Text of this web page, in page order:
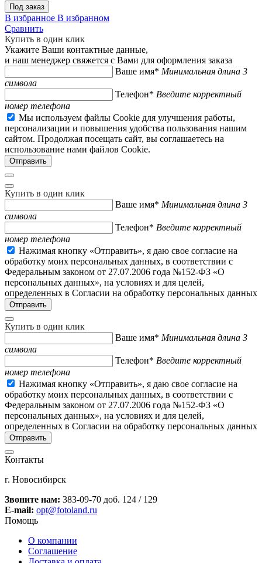
Под заказ
В избранное В избранном
Сравнить
Купить в один клик
Укажите Ваши контактные данные,
и наш менеджер свяжется с Вами для оформления заказа
Ваше имя* Минимальная длина 3
символа
Телефон* Введите корректный
номер телефона
Мы используем файлы Cookie для улучшения работы,
персонализации и повышения удобства пользования нашим
сайтом. Продолжая посещать сайт, вы соглашаетесь на
использование нами файлов Cookie.
Купить в один клик
Ваше имя* Минимальная длина 3
символа
Телефон* Введите корректный
номер телефона
Нажимая кнопку «Отправить», я даю свое согласие на
обработку моих персональных данных, в соответствии с
Федеральным законом от 27.07.2006 года №152-ФЗ «О
персональных данных», на условиях и для целей,
определенных в Согласии на обработку персональных данных
Купить в один клик
Ваше имя* Минимальная длина 3
символа
Телефон* Введите корректный
номер телефона
Нажимая кнопку «Отправить», я даю свое согласие на
обработку моих персональных данных, в соответствии с
Федеральным законом от 27.07.2006 года №152-ФЗ «О
персональных данных», на условиях и для целей,
определенных в Согласии на обработку персональных данных
Контакты
г. Новосибирск
Звоните нам: 383-09-70 доб. 124 / 129
E-mail: opt@fotoland.ru
Помощь
О компании
Соглашение